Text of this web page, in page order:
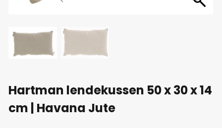
Hartman lendekussen 50 x 30 x 14
cm | Havana Jute